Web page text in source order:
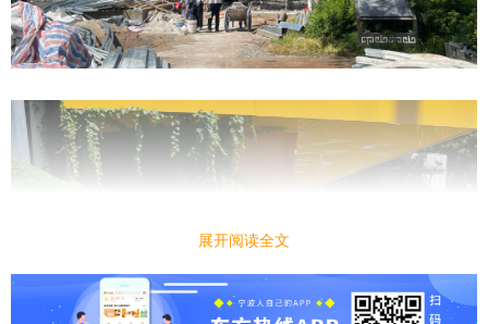
展开阅读全文